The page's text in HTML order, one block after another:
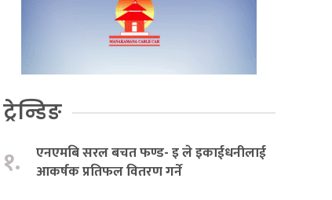
ट्रेन्डिङ
१.
एनएमबि सरल बचत फण्ड- इ ले इकाईधनीलाई
आकर्षक प्रतिफल वितरण गर्ने